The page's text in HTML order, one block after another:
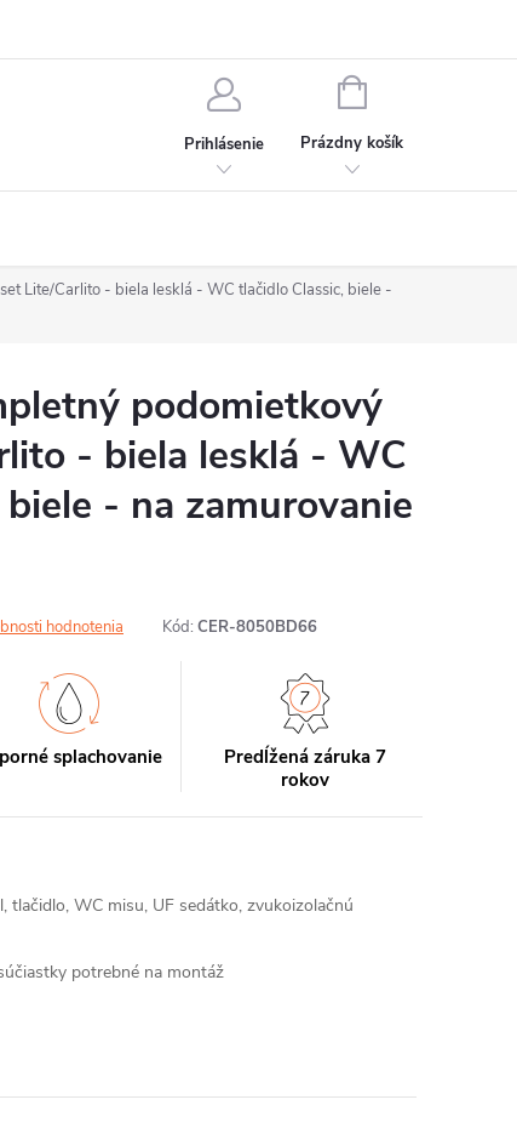
Prihlásenie
NÁKUPNÝ
Prázdny košík
Lite/Carlito - biela lesklá - WC tlačidlo Classic, biele -
podomietkový
- biela lesklá - WC
- na zamurovanie
hodnotenia Kód: CER-8050BD66
splachovanie
Predĺžená záruka 7
rokov
tlačidlo, WC misu, UF sedátko, zvukoizolačnú
potrebné na montáž